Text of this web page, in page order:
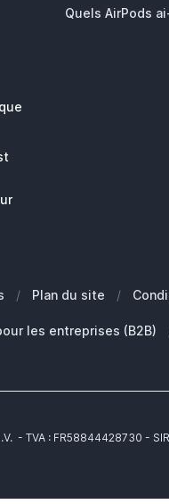
Quels AirPods
/ Plan du site /
les entreprises (B2B)
- TVA : FR58844428730 -